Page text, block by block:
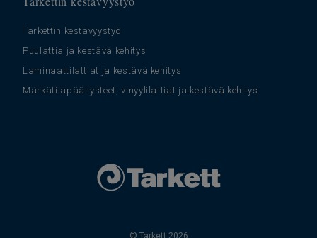
Tarkettin kestävyystyö
Puulattia ja kestävä kehitys
Laminaattilattiat ja kestävä kehitys
Märkätilapäällysteet, vinyylilattiat ja kestävä kehitys
© Tarkett 2026